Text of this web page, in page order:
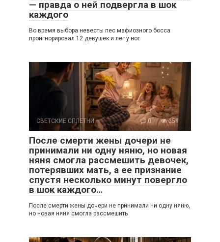
— правда о ней подвергла в шок
каждого
Во время выбора невесты пес мафиозного босса
проигнорировал 12 девушек и лег у ног
СВЕТСКИЕ СПЛЕТНИ 0 359
После смерти жены дочери не
принимали ни одну няню, но новая
няня смогла рассмешить девочек,
потерявших мать, а ее признание
спустя несколько минут повергло
в шок каждого…
После смерти жены дочери не принимали ни одну няню,
но новая няня смогла рассмешить